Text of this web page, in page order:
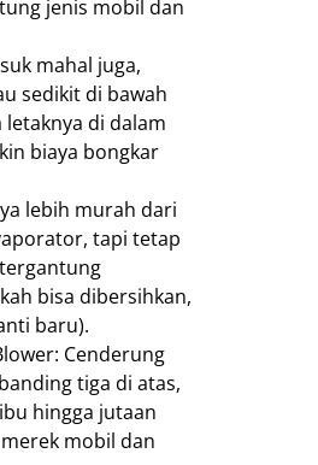
jenis mobil dan
mahal juga,
sedikit di bawah
di dalam
biaya bongkar
lebih murah dari
tapi tetap
bisa dibersihkan,
baru).
Cenderung
tiga di atas,
hingga jutaan
mobil dan